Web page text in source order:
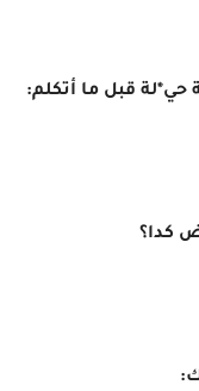
حي*لة قبل ما أتكلم:
كدا؟